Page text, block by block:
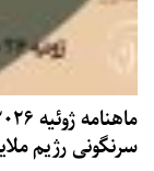
سرنگونی رژیم